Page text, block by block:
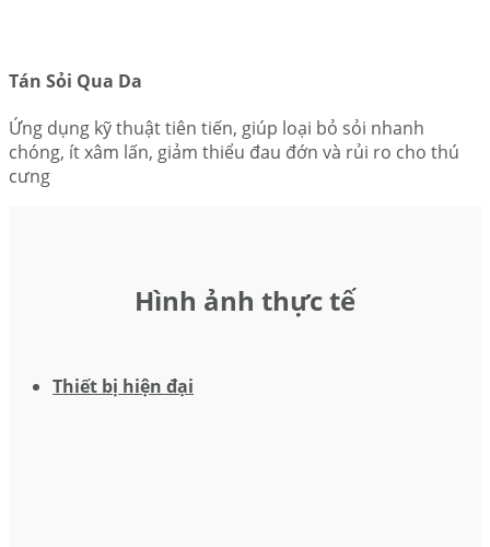
Tán Sỏi Qua Da
Ứng dụng kỹ thuật tiên tiến, giúp loại bỏ sỏi nhanh
chóng, ít xâm lấn, giảm thiểu đau đớn và rủi ro cho thú
cưng
Hình ảnh thực tế
Thiết bị hiện đại